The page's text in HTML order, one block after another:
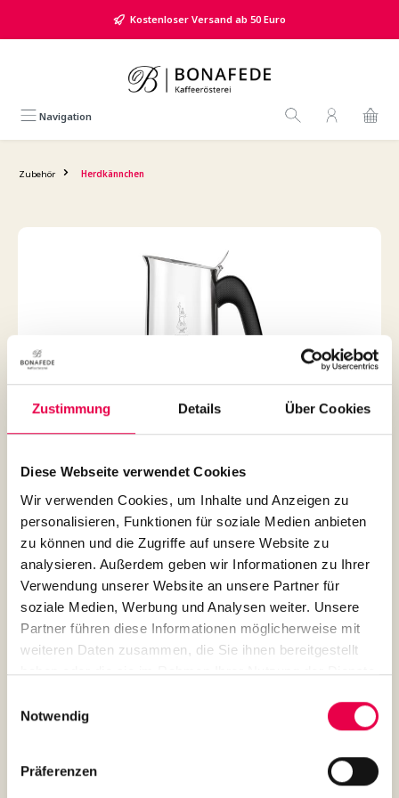
Zustimmung Details Über Cookies
Diese Webseite verwendet Cookies
Wir verwenden Cookies, um Inhalte und Anzeigen zu
personalisieren, Funktionen für soziale Medien anbieten
zu können und die Zugriffe auf unsere Website zu
analysieren. Außerdem geben wir Informationen zu Ihrer
Verwendung unserer Website an unsere Partner für
soziale Medien, Werbung und Analysen weiter. Unsere
Partner führen diese Informationen möglicherweise mit
weiteren Daten zusammen, die Sie ihnen bereitgestellt
haben oder die sie im Rahmen Ihrer Nutzung der Dienste
Notwendig
Präferenzen
Kostenloser Versand ab 50 Euro
Navigation
Zubehör Herdkännchen
Bildergalerie überspringen
Bialetti Venus Induktion
Edelstahl - 4 Tassen
€35.99* %
€39.99* (10% gespart)
Preise inkl. MwSt. zzgl. Versandkosten
Größe auswählen
4 Tassen
6 Tassen 10 Tassen